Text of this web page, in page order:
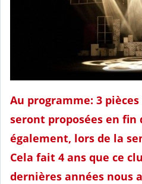
Au programme: 3
seront proposées en fin
également, lors de la
Cela fait 4 ans que ce
dernières années nous